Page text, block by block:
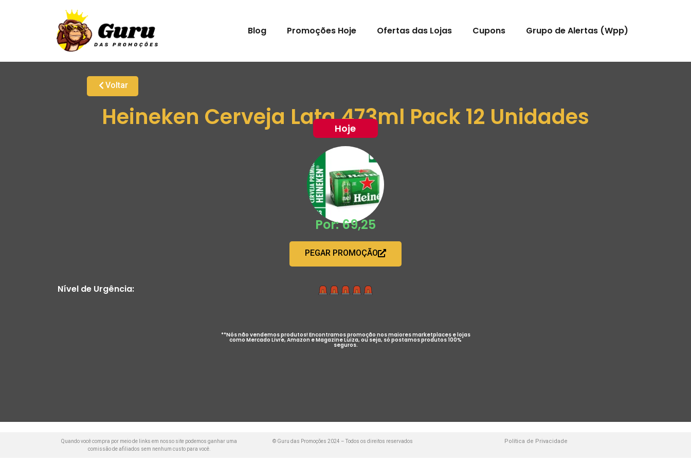
Blog Promoções Hoje Ofertas das Lojas Cupons Grupo de Alertas (Wpp)
Voltar
Heineken Cerveja Lata 473ml Pack 12 Unidades
Hoje
Por: 69,25
PEGAR PROMOÇÃO
Nível de Urgência:
**Nós não vendemos produtos! Encontramos promoção nos maiores marketplaces e lojas
como Mercado Livre, Amazon e Magazine Luiza, ou seja, só postamos produtos 100%
seguros.
Quando você compra por meio de links em nosso site podemos ganhar uma
comissão de afiliados sem nenhum custo para você.
© Guru das Promoções 2024 – Todos os direitos reservados Política de Privacidade